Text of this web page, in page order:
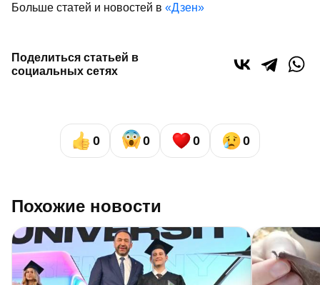
Больше статей и новостей в «Дзен»
Поделиться статьей в
социальных сетях
0 0 0 0
Похожие новости